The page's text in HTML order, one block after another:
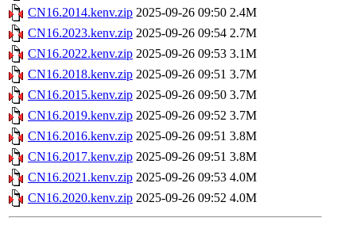
CN16.2014.kenv.zip 2025-09-26 09:50 2.4M
CN16.2023.kenv.zip 2025-09-26 09:54 2.7M
CN16.2022.kenv.zip 2025-09-26 09:53 3.1M
CN16.2018.kenv.zip 2025-09-26 09:51 3.7M
CN16.2015.kenv.zip 2025-09-26 09:50 3.7M
CN16.2019.kenv.zip 2025-09-26 09:52 3.7M
CN16.2016.kenv.zip 2025-09-26 09:51 3.8M
CN16.2017.kenv.zip 2025-09-26 09:51 3.8M
CN16.2021.kenv.zip 2025-09-26 09:53 4.0M
CN16.2020.kenv.zip 2025-09-26 09:52 4.0M